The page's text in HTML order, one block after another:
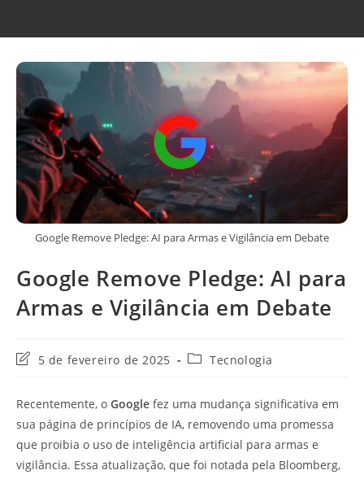
Google Remove Pledge: AI para Armas e Vigilância em Debate
Google Remove Pledge: AI para
Armas e Vigilância em Debate
Última
post:
5 de fevereiro de 2025
Categoria
Tecnologia
Recentemente, o Google fez uma mudança significativa em
sua página de princípios de IA, removendo uma promessa
que proibia o uso de inteligência artificial para armas e
vigilância. Essa atualização, que foi notada pela Bloomberg,